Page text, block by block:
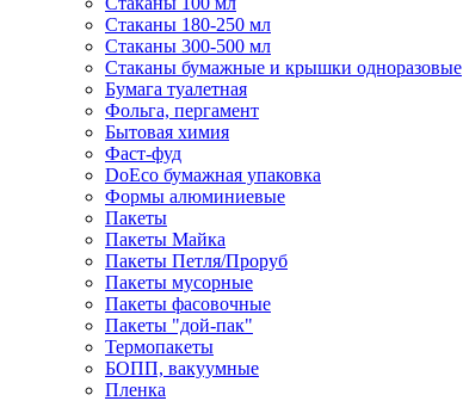
Стаканы 180-250 мл
Стаканы 300-500 мл
Стаканы бумажные и крышки одноразовые
Бумага туалетная
Фольга, пергамент
Бытовая химия
Фаст-фуд
DoEco бумажная упаковка
Формы алюминиевые
Пакеты
Пакеты Майка
Пакеты Петля/Проруб
Пакеты мусорные
Пакеты фасовочные
Пакеты "дой-пак"
Термопакеты
БОПП, вакуумные
Пленка